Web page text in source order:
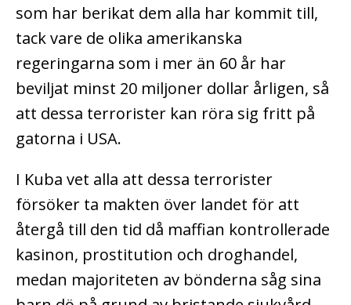
som har berikat dem alla har kommit till,
tack vare de olika amerikanska
regeringarna som i mer än 60 år har
beviljat minst 20 miljoner dollar årligen, så
att dessa terrorister kan röra sig fritt på
gatorna i USA.
I Kuba vet alla att dessa terrorister
försöker ta makten över landet för att
återgå till den tid då maffian kontrollerade
kasinon, prostitution och droghandel,
medan majoriteten av bönderna såg sina